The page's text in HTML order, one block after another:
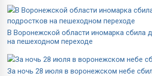
В Воронежской области иномарка сбила
на пешеходном переходе
За ночь 28 июля в воронежском небе